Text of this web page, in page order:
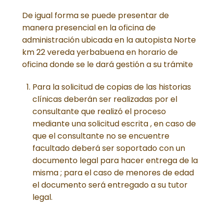
De igual forma se puede presentar de
manera presencial en la oficina de
administración ubicada en la autopista Norte
km 22 vereda yerbabuena en horario de
oficina donde se le dará gestión a su trámite
Para la solicitud de copias de las historias
clínicas deberán ser realizadas por el
consultante que realizó el proceso
mediante una solicitud escrita , en caso de
que el consultante no se encuentre
facultado deberá ser soportado con un
documento legal para hacer entrega de la
misma ; para el caso de menores de edad
el documento será entregado a su tutor
legal.